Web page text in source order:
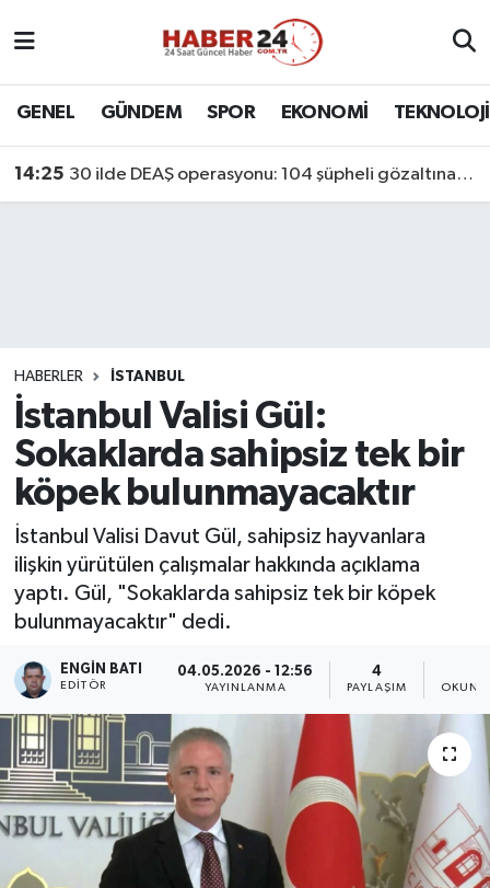
GENEL GÜNDEM SPOR EKONOMİ TEKNOLOJİ
14:25 30 ilde DEAŞ operasyonu: 104 şüpheli gözaltına alındı
HABERLER İSTANBUL
İstanbul Valisi Gül:
Sokaklarda sahipsiz tek bir
köpek bulunmayacaktır
İstanbul Valisi Davut Gül, sahipsiz hayvanlara
ilişkin yürütülen çalışmalar hakkında açıklama
yaptı. Gül, "Sokaklarda sahipsiz tek bir köpek
bulunmayacaktır" dedi.
ENGIN BATI
EDITÖR
04.05.2026 - 12:56
YAYINLANMA
4
PAYLAŞIM
Nöbetçi Eczaneler
Son Dakika Haberleri
Haber Arşivi